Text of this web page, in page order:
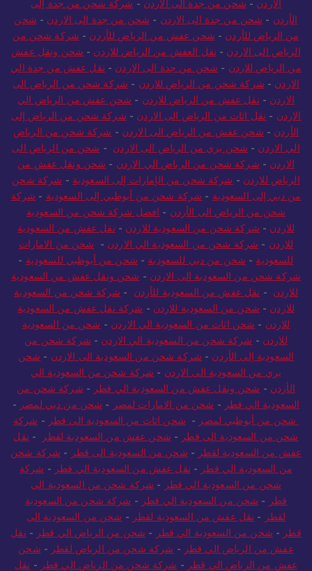
الاردن - شحن من جدة الى الاردن - شركة شحن من جدة إلى
الأردن - شحن من جدة الى الاردن - شحن من جدة الى الاردن - شحن
من الرياض للأردن - شحن عفش من الرياض للأردن - شركة شحن من
الرياض الى الاردن - نقل العفش من الرياض للاردن - شحن ونقل عفش
من الرياض للاردن - شحن من جدة الى الاردن - نقل عفش من جدة الي
الاردن - شركة شحن من الرياض للاردن - شركة شحن من الرياض الى
الاردن - نقل عفش من الرياض للاردن - شحن عفش من الرياض الي
الاردن - نقل اثاث من الرياض الى الاردن - شركة شحن من الرياض إلى
الأردن - شحن عفش من الرياض الى الاردن - شركة شحن من الرياض
الي الاردن - شحن بري من الرياض الى الاردن - شحن من الرياض الى
الاردن - شركة شحن من الرياض الي الاردن - شحن ونقل عفش من
الرياض للاردن - شركة شحن من الإمارات إلى السعودية - شركة شحن
من دبي إلى السعودية - شركة شحن من أبوظبي إلى السعودية - شركة
شحن من الرياض الى الأردن - افضل شركة شحن من السعودية
للاردن - شركة شحن من السعودية للاردن - نقل عفش من السعودية
للاردن - شركة شحن من السعودية الي الاردن - شحن من الامارات
للسعودية - شحن من دبي للسعودية - شحن من أبوظبي للسعودية -
شركة شحن من السعودية الى الاردن - شحن ونقل عفش من السعودية
للاردن - نقل عفش من السعودية للأردن - شركة شحن من السعودية
للاردن - شحن من السعودية للاردن - شركة نقل عفش من السعودية
للاردن - شحن اثاث من السعودية الي الاردن - شحن من السعودية
للاردن - شركة شحن من السعودية الي الاردن - شركة شحن من
السعودية إلى الأردن - شركة شحن من السعودية الى الاردن - شحن
بري من السعودية الى الاردن - شركة شحن من السعودية الي
الأردن - شحن ونقل عفش من السعودية الي قطر - شركة شحن من
السعودية الي قطر - شحن من الامارات لمصر - شحن من دبي لمصر -
شحن من أبوظبي لمصر - شحن اثاث من السعودية الى قطر - شركة
شحن من السعودية الى قطر - شحن عفش من السعودية لقطر - نقل
عفش من السعودية لقطر - شحن من السعودية الى قطر - شركة شحن
من السعودية الي قطر - نقل عفش من السعودية الي قطر - شركة
شحن من السعودية الي قطر - شركة شحن من السعودية الى
قطر - شحن من السعودية الي قطر - شركة شحن من السعودية
لقطر - نقل عفش من السعودية لقطر - شحن من السعودية الى
قطر - شحن من السعودية الي قطر - شحن من الرياض الي قطر - نقل
عفش من الرياض الي قطر - شركة شحن من الرياض لقطر - شحن
عفش من الرياض الي قطر - شركة شحن من الرياض الي قطر - نقل